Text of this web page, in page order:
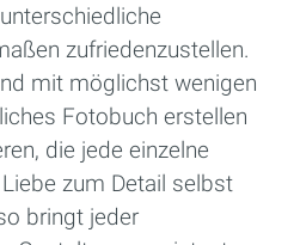
zufriedenzustellen.
mit möglichst wenigen
Fotobuch erstellen
die jede einzelne
zum Detail selbst
bringt jeder